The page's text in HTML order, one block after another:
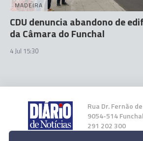
MADEIRA
CDU denuncia abandono de
da Câmara do Funchal
4 Jul 15:30
Rua Dr. Fernão
9054-514
291 202 300